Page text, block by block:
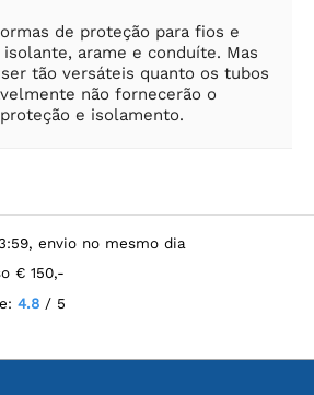
de proteção para fios e
arame e conduíte. Mas
tão versáteis quanto os tubos
não fornecerão o
e isolamento.
envio no mesmo dia
€ 150,-
4.8 / 5